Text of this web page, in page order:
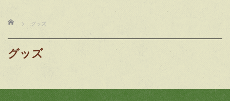
ホーム グッズ
グッズ